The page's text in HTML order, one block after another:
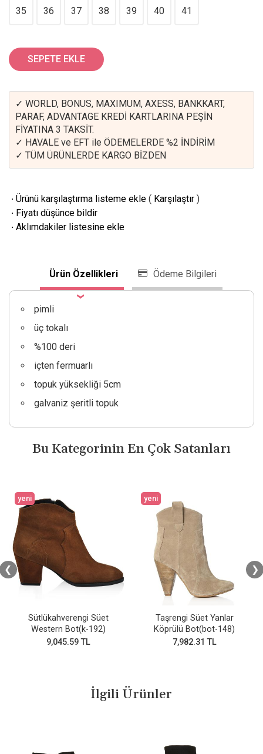
35 36 37 38 39 40 41
SEPETE EKLE
✓ WORLD, BONUS, MAXIMUM, AXESS, BANKKART,
PARAF, ADVANTAGE KREDİ KARTLARINA PEŞİN
FİYATINA 3 TAKSİT.
✓ HAVALE ve EFT ile ÖDEMELERDE %2 İNDİRİM
✓ TÜM ÜRÜNLERDE KARGO BİZDEN
· Ürünü karşılaştırma listeme ekle( Karşılaştır)
· Fiyatı düşünce bildir
· Aklımdakiler listesine ekle
Ürün Özellikleri Ödeme Bilgileri
pimli
üç tokalı
%100 deri
içten fermuarlı
topuk yüksekliği 5cm
galvaniz şeritli topuk
Bu Kategorinin En Çok Satanları
yeni
Sütlükahverengi Süet
Western Bot(k-192)
9,045.59 TL
yeni
Taşrengi Süet Yanlar
Köprülü Bot(bot-148)
7,982.31 TL
❮ ❯
İlgili Ürünler